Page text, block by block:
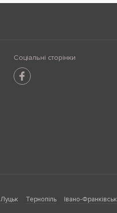
Соціальні сторінки
Луцьк Тернопіль Івано-Франківськ